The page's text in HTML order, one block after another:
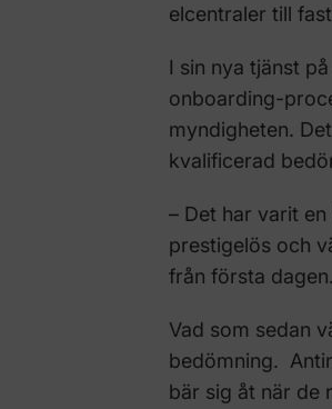
elcentraler till
I sin nya tjänst
onboarding-
myndigheten.
kvalificerad
– Det har varit
prestigelös och
från första dagen.
Vad som sedan
bedömning.
bär sig åt när de